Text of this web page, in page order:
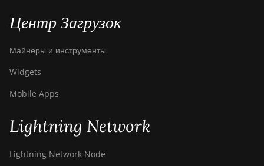
Центр Загрузок
Майнеры и инструменты
Widgets
Mobile Apps
Lightning Network
Lightning Network Node